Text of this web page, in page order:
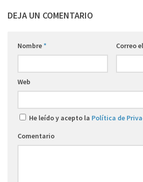
DEJA UN COMENTARIO
Nombre* Correo
Web
He leído y acepto la Política de
Comentario